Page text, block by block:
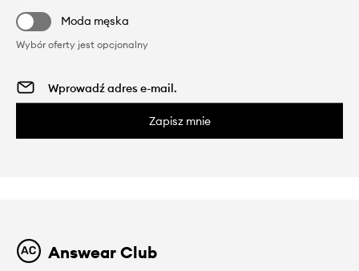
Moda męska
Wybór oferty jest opcjonalny
Zapisz mnie
Answear Club